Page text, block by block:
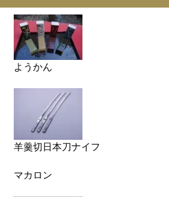
ようかん
羊羹切日本刀ナイフ
マカロン